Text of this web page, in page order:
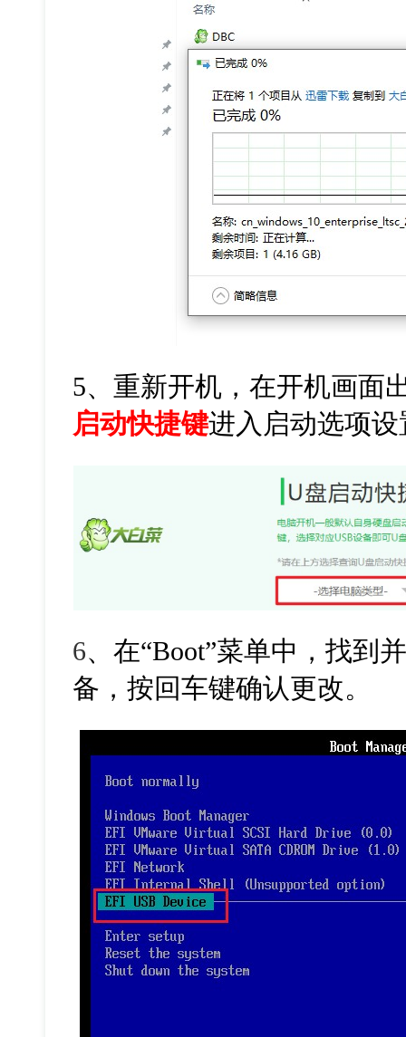
5、重新开机，在开机画面
启动快捷键进入启动选项
6、在“Boot”菜单中，找到
备，按回车键确认更改。